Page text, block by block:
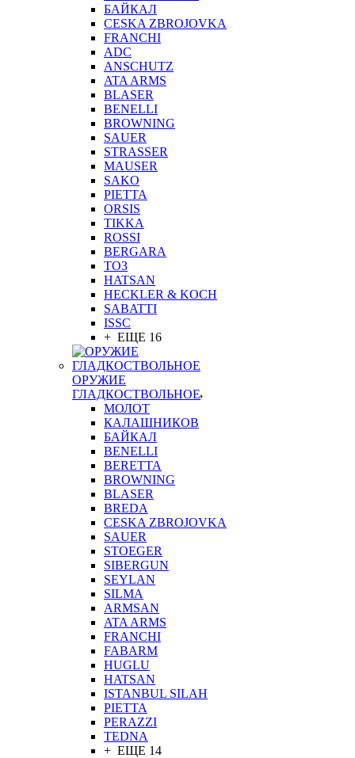
БАЙКАЛ
CESKA ZBROJOVKA
FRANCHI
ADC
ANSCHUTZ
ATA ARMS
BLASER
BENELLI
BROWNING
SAUER
STRASSER
MAUSER
SAKO
PIETTA
ORSIS
TIKKA
ROSSI
BERGARA
ТОЗ
HATSAN
HECKLER & KOCH
SABATTI
ISSC
+ ЕЩЕ 16
ОРУЖИЕ
ГЛАДКОСТВОЛЬНОЕ
МОЛОТ
КАЛАШНИКОВ
БАЙКАЛ
BENELLI
BERETTA
BROWNING
BLASER
BREDA
CESKA ZBROJOVKA
SAUER
STOEGER
SIBERGUN
SEYLAN
SILMA
ARMSAN
ATA ARMS
FRANCHI
FABARM
HUGLU
HATSAN
ISTANBUL SILAH
PIETTA
PERAZZI
TEDNA
+ ЕЩЕ 14